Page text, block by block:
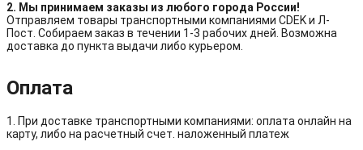
2. Мы принимаем заказы из любого города России!
Отправляем товары транспортными компаниями CDEK и Л-
Пост. Собираем заказ в течении 1-3 рабочих дней. Возможна
доставка до пункта выдачи либо курьером.
Оплата
1. При доставке транспортными компаниями: оплата онлайн на
карту, либо на расчетный счет. наложенный платеж